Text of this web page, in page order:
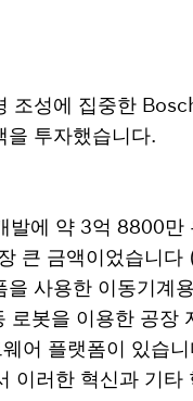
조성에 집중한
을 투자했습니다.
에 약 3억 8800만
큰 금액이었습니
을 사용한 이동기계
로봇을 이용한 공장
어 플랫폼이 있습
러한 혁신과 기타